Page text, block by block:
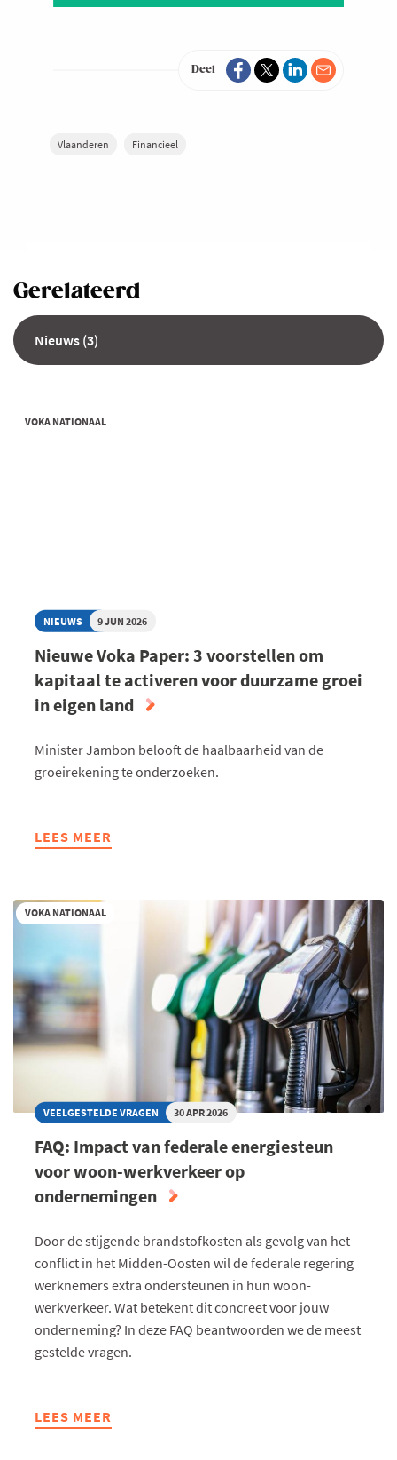
Deel
Vlaanderen Financieel
Gerelateerd
Nieuws (3)
VOKA NATIONAAL
NIEUWS 9 JUN 2026
Nieuwe Voka Paper: 3 voorstellen om
kapitaal te activeren voor duurzame groei
in eigen land
Minister Jambon belooft de haalbaarheid van de
groeirekening te onderzoeken.
LEES MEER
ABOUT
PAPER:
3
KAPITAAL
TE
ACTIVEREN
VOOR
IN
LAND
VOKA NATIONAAL
VEELGESTELDE VRAGEN 30 APR 2026
FAQ: Impact van federale energiesteun
voor woon-werkverkeer op
ondernemingen
Door de stijgende brandstofkosten als gevolg van het
conflict in het Midden-Oosten wil de federale regering
werknemers extra ondersteunen in hun woon-
werkverkeer. Wat betekent dit concreet voor jouw
onderneming? In deze FAQ beantwoorden we de meest
gestelde vragen.
LEES MEER
ABOUT